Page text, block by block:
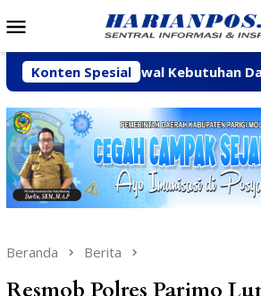
ke
Mobile
Konten Spesial
Kawal Kebutuhan Dasar Warga
Beranda Berita
Resmob Polres Parimo